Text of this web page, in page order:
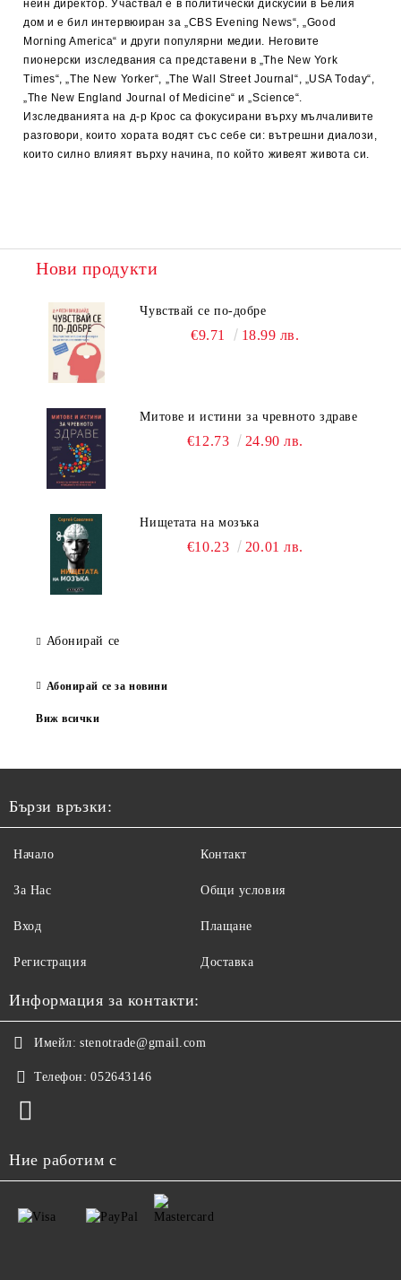
неин директор. Участвал е в политически дискусии в Белия
дом и е бил интервюиран за „CBS Evening News“, „Good
Morning America“ и други популярни медии. Неговите
пионерски изследвания са представени в „The New York
Times“, „The New Yorker“, „The Wall Street Journal“, „USA Today“,
„The New England Journal of Medicine“ и „Science“.
Изследванията на д-р Крос са фокусирани върху мълчаливите
разговори, които хората водят със себе си: вътрешни диалози,
които силно влияят върху начина, по който живеят живота си.
Нови продукти
Чувствай се по-добре
€9.71 18.99 лв.
Митове и истини за чревното здраве
€12.73 24.90 лв.
Нищетата на мозъка
€10.23 20.01 лв.
Абонирай се
Абонирай се за новини
Виж всички
Бързи връзки:
Начало
За Нас
Вход
Регистрация
Контакт
Общи условия
Плащане
Доставка
Информация за контакти:
Имейл: stenotrade@gmail.com
Телефон: 052643146
Ние работим с